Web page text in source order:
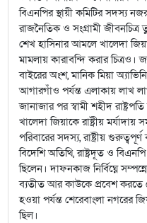
বিএনপির স্থায়ী কমিটির সদস্য
রাজনৈতিক ও সংগ্রামী
শেখ হাসিনার আমলে খালেদা
মামলায় কারাবন্দি করার
বাইরের অংশ, মানিক মিয়া
আগারগাঁও পর্যন্ত এলাকায় লাখ
জানাজার পর স্বামী শহীদ
খালেদা জিয়াকে রাষ্ট্রীয়
পরিবারের সদস্য, রাষ্ট্রীয় গুরুত্বপূর্ণ
বিদেশি অতিথি, রাষ্ট্রদূত ও
ছিলেন। দাফনকাজ নির্বিঘ্নে
ব্যতীত আর কাউকে প্রবেশ করতে
হওয়া পর্যন্ত শেরেবাংলা নগরের
ছিল।